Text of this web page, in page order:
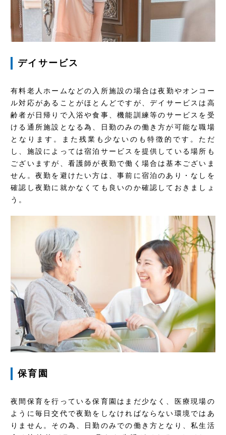
デイサービス
有料老人ホームなどの入所施設の場合は夜勤やオンコー
ル対応があることがほとんどですが、デイサービスは高
齢者が日帰りで入浴や食事、機能訓練等のサービスを受
ける通所施設となる為、日勤のみの働き方が可能な職場
となります。また残業も少ないのも特徴的です。ただ
し、施設によっては宿泊サービスを提供している場所も
ございますが、看護師が夜勤で働く場合は基本ございま
せん。夜勤を避けたい方は、事前に宿泊のあり・なしを
確認し夜勤に就かなくても良いのか確認しておきましょ
う。
保育園
夜間保育を行っている保育園はまだ少なく、医療現場の
ように毎日交代で夜勤をしなければならない環境ではあ
りません。その為、日勤のみでの働き方となり、私生活